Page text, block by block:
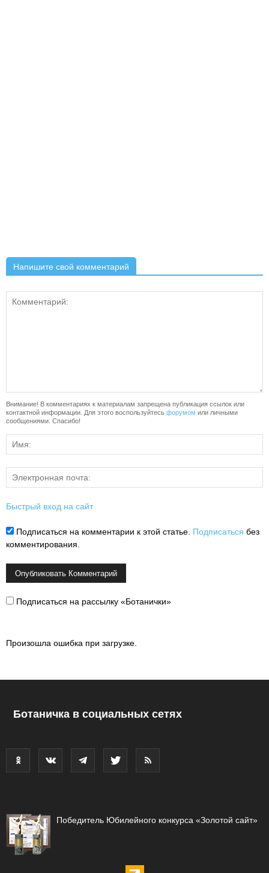
Напишите свой комментарий
Внимание! В комментариях к материалам запрещена публикация ссылок или
контактной информации. Для этого воспользуйтесь форумом или личными
сообщениями. Спасибо!
Быстрый вход на сайт
Подписаться на комментарии к этой статье. Подписаться без
комментирования.
Подписаться на рассылку «Ботанички»
Произошла ошибка при загрузке.
Ботаничка в социальных сетях
Победитель Юбилейного конкурса «Золотой сайт»